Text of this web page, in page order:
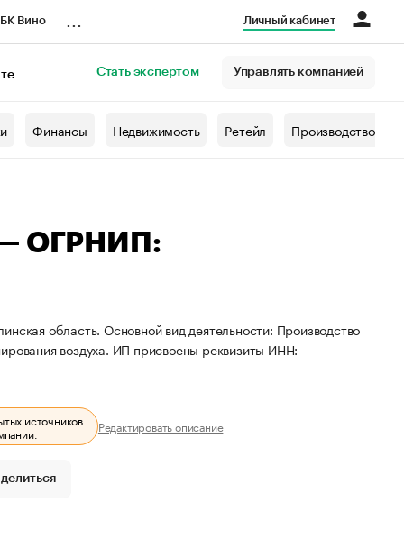
Вино Личный кабинет
Стать экспертом Управлять компанией
Финансы Недвижимость Ретейл Производство
— ОГРНИП:
область. Основной вид деятельности: Производство
воздуха. ИП присвоены реквизиты ИНН:
источников. Редактировать описание